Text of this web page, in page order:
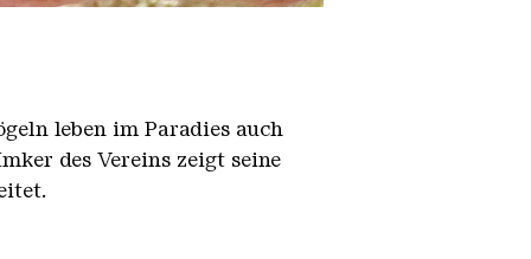
leben im Paradies auch
des Vereins zeigt seine